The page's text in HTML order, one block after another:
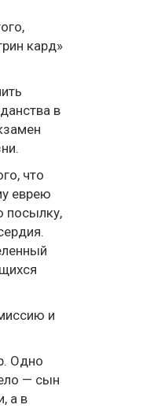
кард»
в
что
еврею
посылку,
и
Одно
— сын
а в